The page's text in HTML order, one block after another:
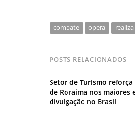
combate opera realiza
POSTS RELACIONADOS
Setor de Turismo reforça
de Roraima nos maiores
divulgação no Brasil